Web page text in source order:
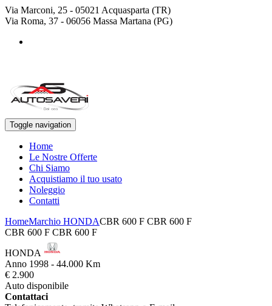
Via Marconi, 25 - 05021 Acquasparta (TR)
Via Roma, 37 - 06056 Massa Martana (PG)
Toggle navigation
Home
Le Nostre Offerte
Chi Siamo
Acquistiamo il tuo usato
Noleggio
Contatti
HomeMarchio HONDACBR 600 F CBR 600 F
CBR 600 F CBR 600 F
HONDA
Anno 1998 - 44.000 Km
€ 2.900
Auto disponibile
Contattaci